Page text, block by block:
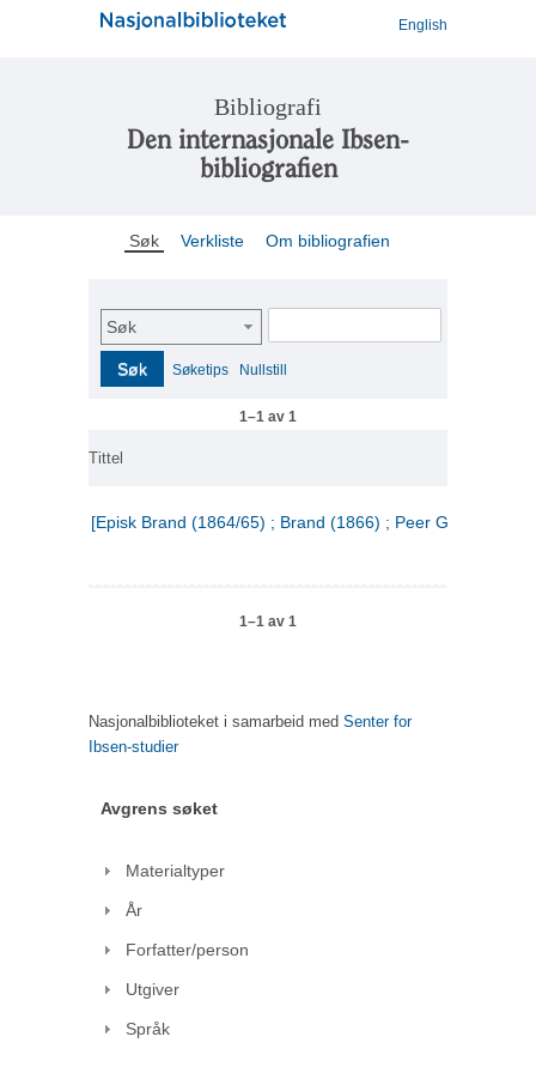
English
Bibliografi
Den internasjonale Ibsen-
bibliografien
Søk Verkliste Om bibliografien
Søk
Søk Søketips Nullstill
1–1 av 1
Tittel
[Episk Brand (1864/65) ; Brand (1866) ; Peer Gynt (1867)]
1–1 av 1
Nasjonalbiblioteket i samarbeid med Senter for
Ibsen-studier
Avgrens søket
Materialtyper
År
Forfatter/person
Utgiver
Språk